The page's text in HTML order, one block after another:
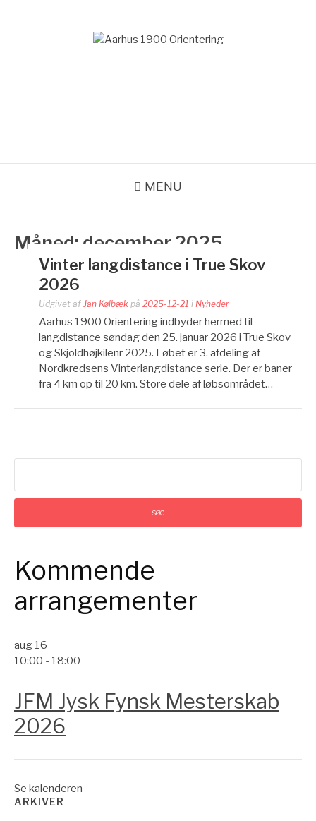
MENU
Måned: december 2025
Vinter langdistance i True Skov
2026
Udgivet af Jan Kølbæk på 2025-12-21 i Nyheder
Aarhus 1900 Orientering indbyder hermed til
langdistance søndag den 25. januar 2026 i True Skov
og Skjoldhøjkilenr 2025. Løbet er 3. afdeling af
Nordkredsens Vinterlangdistance serie. Der er baner
fra 4 km op til 20 km. Store dele af løbsområdet…
Kommende
arrangementer
aug 16
10:00 - 18:00
JFM Jysk Fynsk Mesterskab
2026
Se kalenderen
ARKIVER